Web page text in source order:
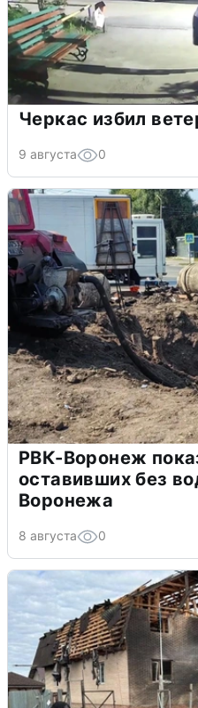
Черкас избил
9 августа 0
РВК-Воронеж
оставивших без
Воронежа
8 августа 0